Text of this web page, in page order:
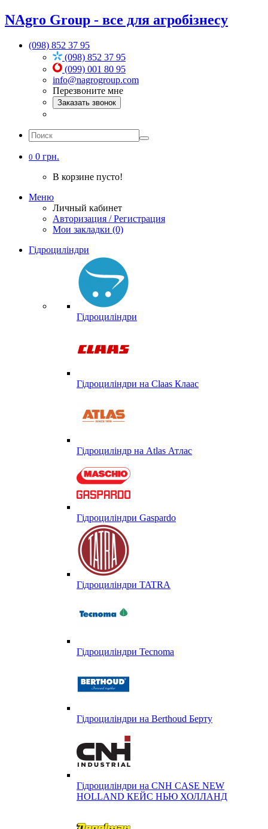
NAgro Group - все для агробізнесу
(098) 852 37 95
(098) 852 37 95
(099) 001 80 95
info@nagrogroup.com
Перезвоните мне
Заказать звонок
0 0 грн.
В корзине пусто!
Меню
Личный кабинет
Авторизация / Регистрация
Мои закладки (0)
Гідроциліндри
Гідроциліндри
Гідроциліндри на Claas Клаас
Гідроциліндр на Atlas Атлас
Гідроциліндри Gaspardo
Гідроциліндри TATRA
Гідроциліндри Tecnoma
Гідроциліндри на Berthoud Берту
Гідроциліндри на CNH CASE NEW
HOLLAND КЕЙС НЬЮ ХОЛЛАНД